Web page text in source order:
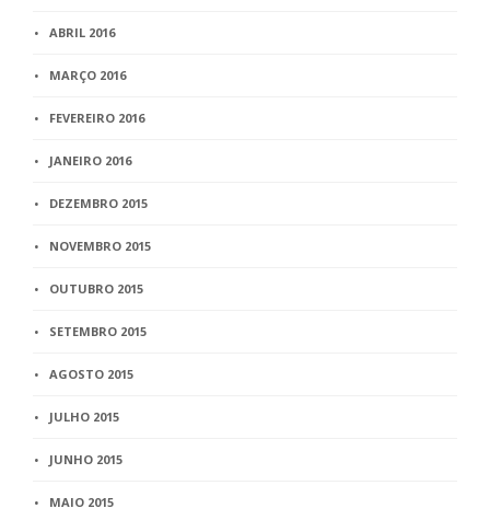
ABRIL 2016
MARÇO 2016
FEVEREIRO 2016
JANEIRO 2016
DEZEMBRO 2015
NOVEMBRO 2015
OUTUBRO 2015
SETEMBRO 2015
AGOSTO 2015
JULHO 2015
JUNHO 2015
MAIO 2015